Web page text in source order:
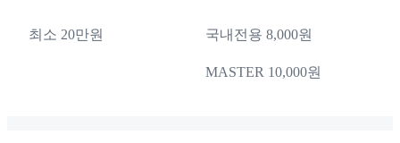
최소 20만원 국내전용 8,000원
MASTER 10,000원